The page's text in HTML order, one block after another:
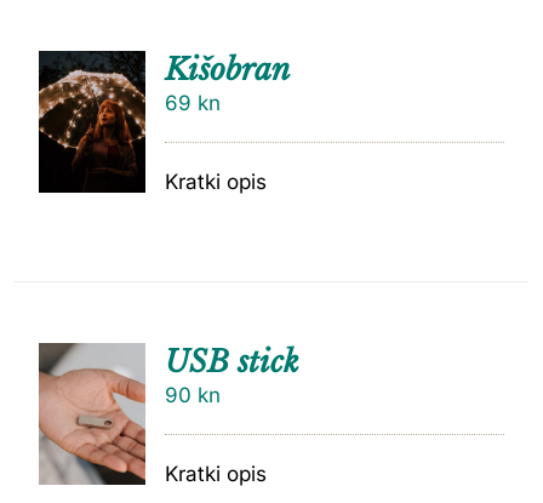
DODAJ
U
KOŠARI
Kišobran
69 kn
Kratki opis
DODAJ
CU
USB stick
90 kn
Kratki opis